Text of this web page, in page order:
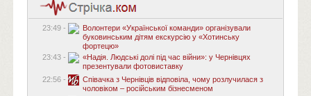
23:49 -
Волонтери «Української команди» організували
буковинським дітям екскурсію у «Хотинську
фортецю»
23:43 -
«Надія. Людські долі під час війни»: у Чернівцях
презентували фотовиставку
22:56 -
Співачка з Чернівців відповіла, чому розлучилася з
чоловіком – російським бізнесменом